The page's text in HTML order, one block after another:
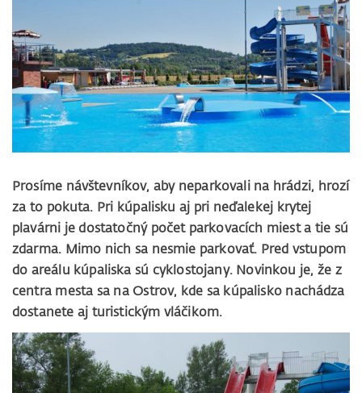
Prosíme návštevníkov, aby neparkovali na hrádzi, hrozí
za to pokuta. Pri kúpalisku aj pri neďalekej krytej
plavárni je dostatočný počet parkovacích miest a tie sú
zdarma. Mimo nich sa nesmie parkovať. Pred vstupom
do areálu kúpaliska sú cyklostojany. Novinkou je, že z
centra mesta sa na Ostrov, kde sa kúpalisko nachádza
dostanete aj turistickým vláčikom.